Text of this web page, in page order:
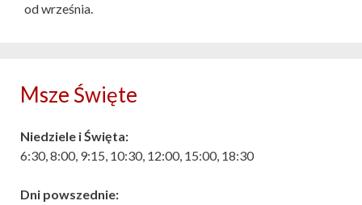
od września.
Msze Święte
Niedziele i Święta:
6:30, 8:00, 9:15, 10:30, 12:00, 15:00, 18:30
Dni powszednie: